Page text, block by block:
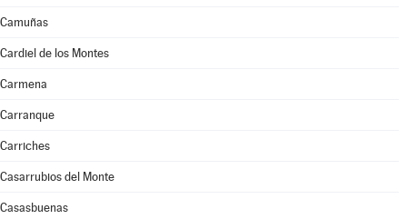
Camuñas
Cardiel de los Montes
Carmena
Carranque
Carriches
Casarrubios del Monte
Casasbuenas